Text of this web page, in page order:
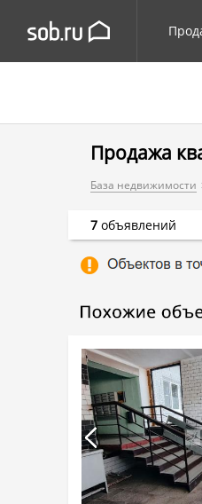
Продажа
База недвижимости
7 объявлений